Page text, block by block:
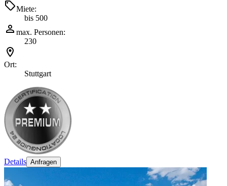
Miete:
bis 500
max. Personen:
230
Ort:
Stuttgart
Details Anfragen